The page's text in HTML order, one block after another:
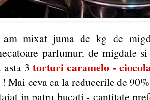
mixat juma de kg de
parfumuri de migdale
asta 3 torturi caramelo -
! Mai ceva ca la reducerile de
in patru bucati - cantitate